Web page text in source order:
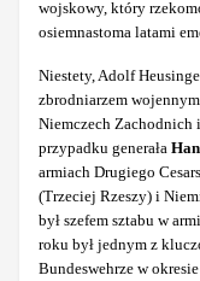
wojskowy, który
osiemnastoma latami
Niestety, Adolf
zbrodniarzem
Niemczech Zachodnich
przypadku generała
armiach Drugiego
(Trzeciej Rzeszy) i
był szefem sztabu w
roku był jednym z
Bundeswehrze w